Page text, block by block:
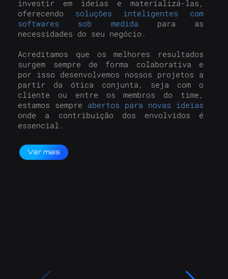
investir em ideias e materializá-las,
oferecendo
soluções inteligentes com
softwares sob medida
para as
necessidades do seu negócio.
Acreditamos que os melhores resultados
surgem sempre de forma colaborativa e
por isso desenvolvemos nossos projetos a
partir da ótica conjunta, seja com o
cliente ou entre os membros do time,
estamos sempre abertos para novas ideias
onde a contribuição dos envolvidos é
essencial.
Ver mais